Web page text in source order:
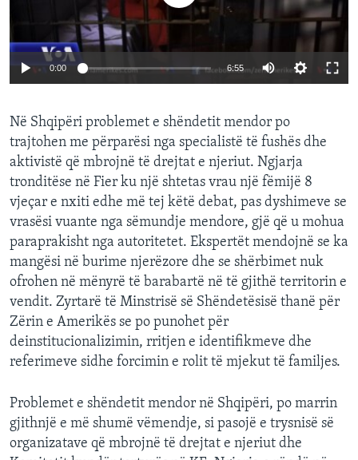
INTERVISTA
DITARI
0:00 6:55
Në Shqipëri problemet e shëndetit mendor po
trajtohen me përparësi nga specialistë të fushës dhe
aktivistë që mbrojnë të drejtat e njeriut. Ngjarja
tronditëse në Fier ku një shtetas vrau një fëmijë 8
vjeçar e nxiti edhe më tej këtë debat, pas dyshimeve se
vrasësi vuante nga sëmundje mendore, gjë që u mohua
paraprakisht nga autoritetet. Ekspertët mendojnë se ka
mangësi në burime njerëzore dhe se shërbimet nuk
ofrohen në mënyrë të barabartë në të gjithë territorin e
vendit. Zyrtarë të Minstrisë së Shëndetësisë thanë për
Zërin e Amerikës se po punohet për
deinstitucionalizimin, rritjen e identifikmeve dhe
referimeve sidhe forcimin e rolit të mjekut të familjes.
Problemet e shëndetit mendor në Shqipëri, po marrin
gjithnjë e më shumë vëmendje, si pasojë e trysnisë së
organizatave që mbrojnë të drejtat e njeriut dhe